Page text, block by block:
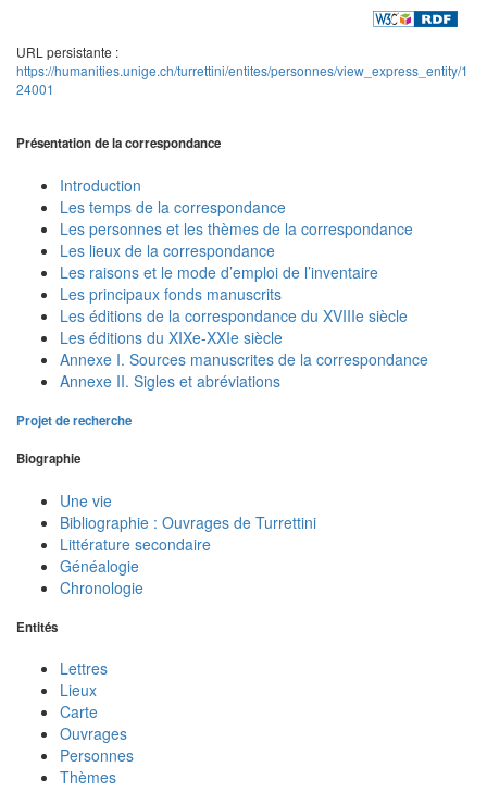
URL persistante :
https://humanities.unige.ch/turrettini/entites/personnes/view_express_entity/1
24001
Présentation de la correspondance
Introduction
Les temps de la correspondance
Les personnes et les thèmes de la correspondance
Les lieux de la correspondance
Les raisons et le mode d’emploi de l’inventaire
Les principaux fonds manuscrits
Les éditions de la correspondance du XVIIIe siècle
Les éditions du XIXe-XXIe siècle
Annexe I. Sources manuscrites de la correspondance
Annexe II. Sigles et abréviations
Projet de recherche
Biographie
Une vie
Bibliographie : Ouvrages de Turrettini
Littérature secondaire
Généalogie
Chronologie
Entités
Lettres
Lieux
Carte
Ouvrages
Personnes
Thèmes